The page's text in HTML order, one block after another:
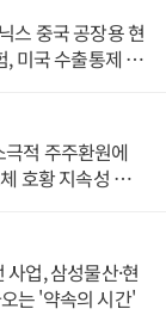
스 중국 공장용 현
, 미국 수출통제 대
적 주주환원에
호황 지속성 의
업, 삼성물산·현
는 '약속의 시간'